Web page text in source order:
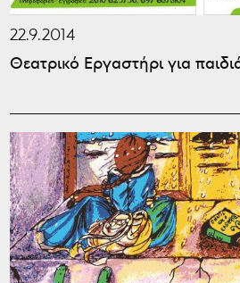
22.9.2014
Θεατρικό Εργαστήρι για